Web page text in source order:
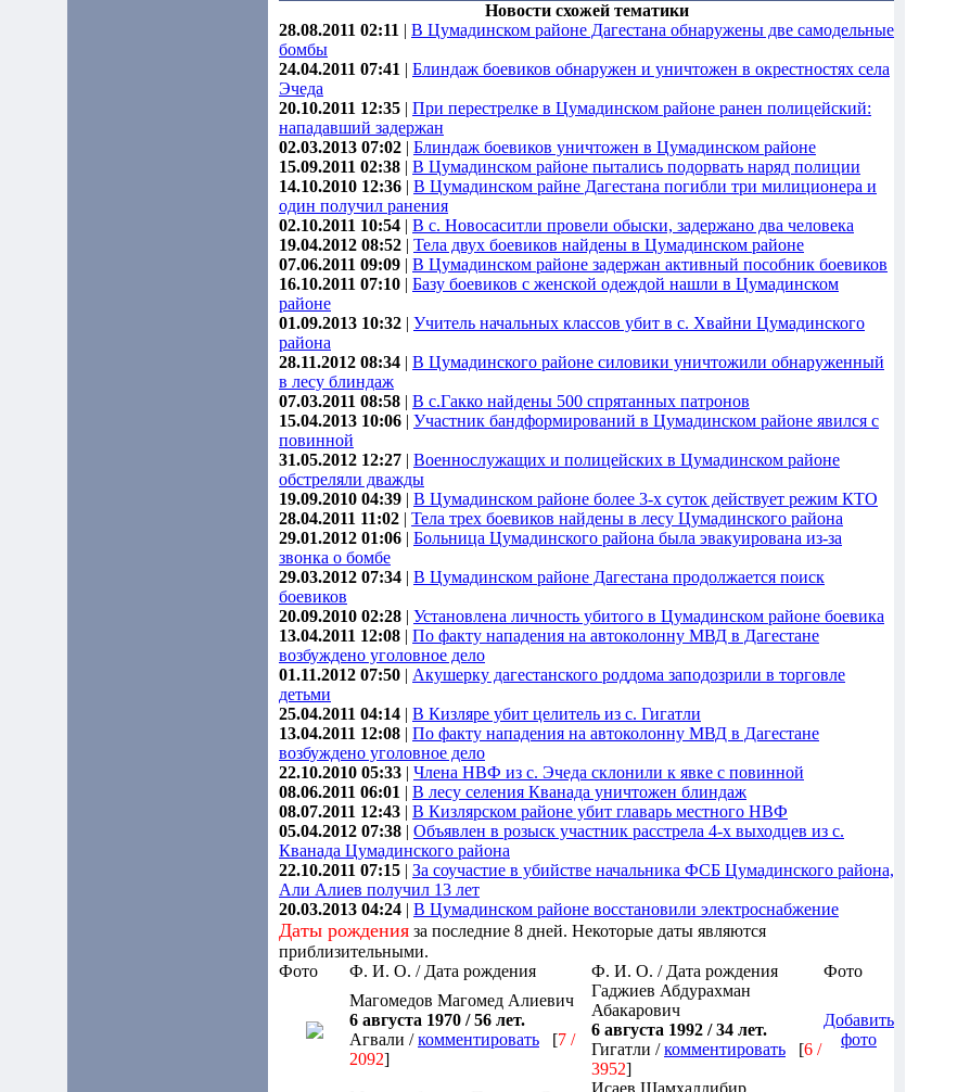
Новости схожей тематики
28.08.2011 02:11 | В Цумадинском районе Дагестана обнаружены две самодельные
бомбы
24.04.2011 07:41 | Блиндаж боевиков обнаружен и уничтожен в окрестностях села
Эчеда
20.10.2011 12:35 | При перестрелке в Цумадинском районе ранен полицейский:
нападавший задержан
02.03.2013 07:02 | Блиндаж боевиков уничтожен в Цумадинском районе
15.09.2011 02:38 | В Цумадинском районе пытались подорвать наряд полиции
14.10.2010 12:36 | В Цумадинском райне Дагестана погибли три милиционера и
один получил ранения
02.10.2011 10:54 | В с. Новосаситли провели обыски, задержано два человека
19.04.2012 08:52 | Тела двух боевиков найдены в Цумадинском районе
07.06.2011 09:09 | В Цумадинском районе задержан активный пособник боевиков
16.10.2011 07:10 | Базу боевиков с женской одеждой нашли в Цумадинском
районе
01.09.2013 10:32 | Учитель начальных классов убит в с. Хвайни Цумадинского
района
28.11.2012 08:34 | В Цумадинского районе силовики уничтожили обнаруженный
в лесу блиндаж
07.03.2011 08:58 | В с.Гакко найдены 500 спрятанных патронов
15.04.2013 10:06 | Участник бандформирований в Цумадинском районе явился с
повинной
31.05.2012 12:27 | Военнослужащих и полицейских в Цумадинском районе
обстреляли дважды
19.09.2010 04:39 | В Цумадинском районе более 3-х суток действует режим КТО
28.04.2011 11:02 | Тела трех боевиков найдены в лесу Цумадинского района
29.01.2012 01:06 | Больница Цумадинского района была эвакуирована из-за
звонка о бомбе
29.03.2012 07:34 | В Цумадинском районе Дагестана продолжается поиск
боевиков
20.09.2010 02:28 | Установлена личность убитого в Цумадинском районе боевика
13.04.2011 12:08 | По факту нападения на автоколонну МВД в Дагестане
возбуждено уголовное дело
01.11.2012 07:50 | Акушерку дагестанского роддома заподозрили в торговле
детьми
25.04.2011 04:14 | В Кизляре убит целитель из с. Гигатли
13.04.2011 12:08 | По факту нападения на автоколонну МВД в Дагестане
возбуждено уголовное дело
22.10.2010 05:33 | Члена НВФ из с. Эчеда склонили к явке с повинной
08.06.2011 06:01 | В лесу селения Кванада уничтожен блиндаж
08.07.2011 12:43 | В Кизлярском районе убит главарь местного НВФ
05.04.2012 07:38 | Объявлен в розыск участник расстрела 4-х выходцев из с.
Кванада Цумадинского района
22.10.2011 07:15 | За соучастие в убийстве начальника ФСБ Цумадинского района,
Али Алиев получил 13 лет
20.03.2013 04:24 | В Цумадинском районе восстановили электроснабжение
Даты рождения за последние 8 дней. Некоторые даты являются
приблизительными.
Фото
Ф. И. О. / Дата рождения Ф. И. О. / Дата рождения
Фото
Магомедов Магомед Алиевич
6 августа 1970 / 56 лет.
Агвали /комментировать [7 /
2092]
Гаджиев Абдурахман
Абакарович
6 августа 1992 / 34 лет.
Гигатли /комментировать [6 /
3952]
Добавить
фото
Исаев Шамхалдибир